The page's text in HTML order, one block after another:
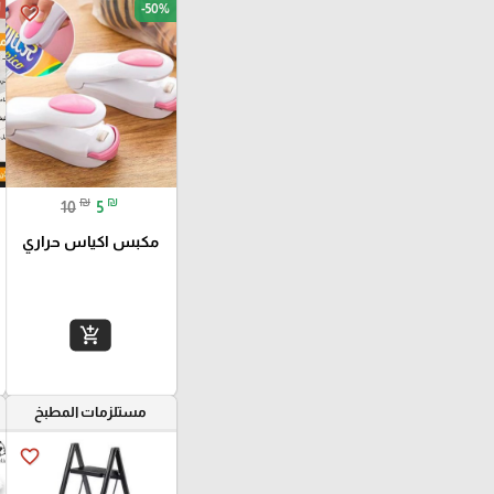
favorite_border -50%
10 ₪ 5 ₪
مكبس اكياس حراري
add_shopping_cart
مستلزمات المطبخ
favorite_border